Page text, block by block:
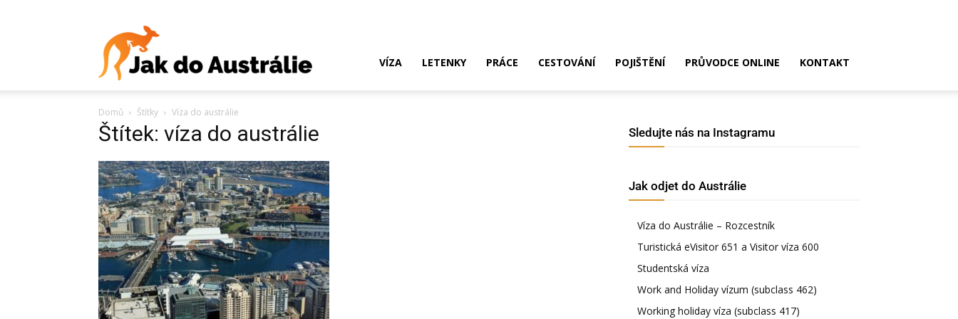
do
Austrálie?
Víza,
VÍZA LETENKY PRÁCE CESTOVÁNÍ POJIŠTĚNÍ PRŮVODCE ONLINE KONTAKT
Domů Štítky Víza do austrálie
Štítek: víza do austrálie Sledujte nás na Instagramu
Jak odjet do Austrálie
Víza do Austrálie – Rozcestník
Turistická eVisitor 651 a Visitor víza 600
Studentská víza
Work and Holiday vízum (subclass 462)
Working holiday víza (subclass 417)